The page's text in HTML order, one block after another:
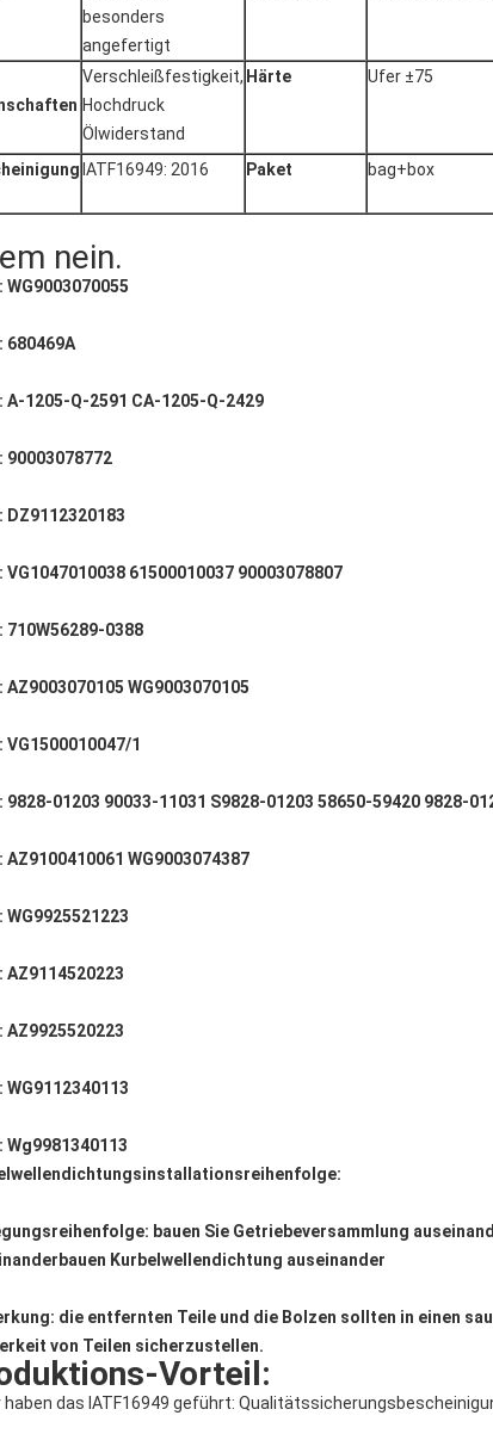
besonders
angefertigt
Verschleißfestigkeit,
Hochdruck
Ölwiderstand
Härte Ufer ±75
IATF16949: 2016 Paket bag+box
nein.
WG9003070055
680469A
A-1205-Q-2591 CA-1205-Q-2429
90003078772
DZ9112320183
VG1047010038 61500010037 90003078807
710W56289-0388
AZ9003070105 WG9003070105
VG1500010047/1
9828-01203 90033-11031 S9828-01203 58650-59420 9828-
AZ9100410061 WG9003074387
WG9925521223
AZ9114520223
AZ9925520223
WG9112340113
Wg9981340113
bauen Sie Getriebeversammlung
Kurbelwellendichtung auseinander
die entfernten Teile und die Bolzen sollten in einen
von Teilen sicherzustellen.
Vorteil:
haben das IATF16949 geführt: